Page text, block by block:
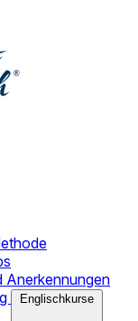
Anerkennungen
Englischkurse